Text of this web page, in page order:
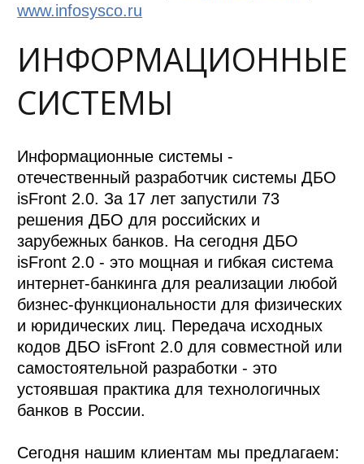
www.infosysco.ru
ИНФОРМАЦИОННЫЕ
СИСТЕМЫ
Информационные системы -
отечественный разработчик системы ДБО
isFront 2.0. За 17 лет запустили 73
решения ДБО для российских и
зарубежных банков. На сегодня ДБО
isFront 2.0 - это мощная и гибкая система
интернет-банкинга для реализации любой
бизнес-функциональности для физических
и юридических лиц. Передача исходных
кодов ДБО isFront 2.0 для совместной или
самостоятельной разработки - это
устоявшая практика для технологичных
банков в России.
Сегодня нашим клиентам мы предлагаем: